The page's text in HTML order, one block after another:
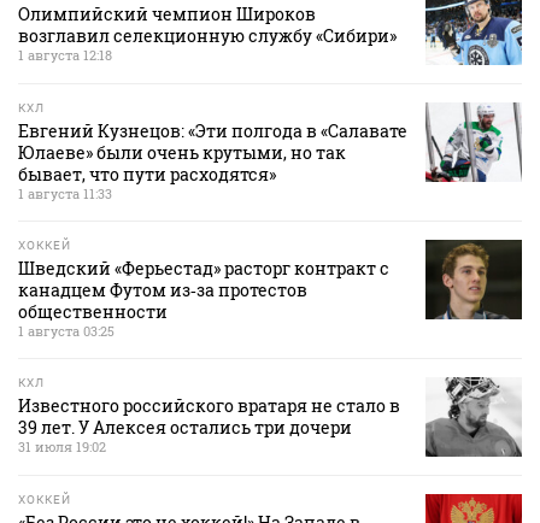
Олимпийский чемпион Широков
возглавил селекционную службу «Сибири»
1 августа 12:18
КХЛ
Евгений Кузнецов: «Эти полгода в «Салавате
Юлаеве» были очень крутыми, но так
бывает, что пути расходятся»
1 августа 11:33
ХОККЕЙ
Шведский «Ферьестад» расторг контракт с
канадцем Футом из‑за протестов
общественности
1 августа 03:25
КХЛ
Известного российского вратаря не стало в
39 лет. У Алексея остались три дочери
31 июля 19:02
ХОККЕЙ